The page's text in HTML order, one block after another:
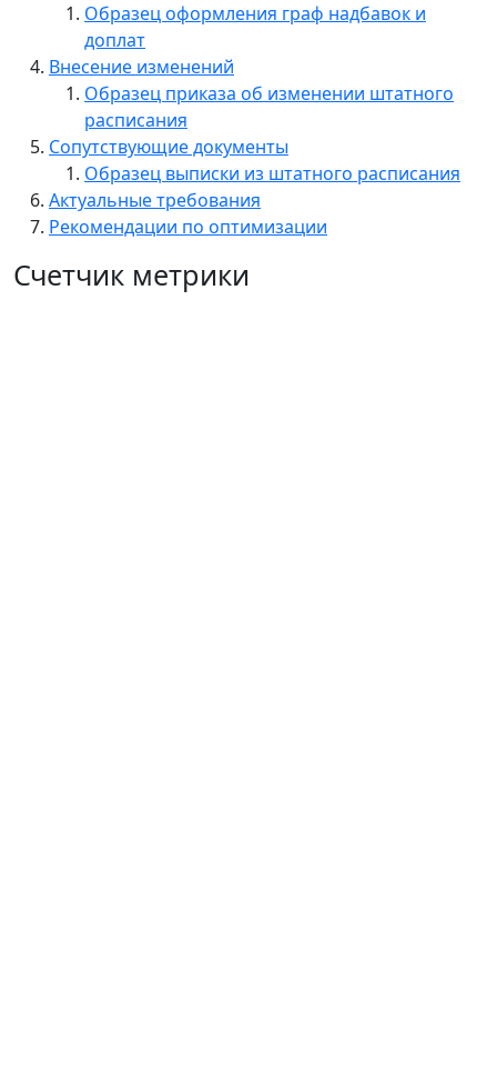
Образец оформления граф надбавок и
доплат
Внесение изменений
Образец приказа об изменении штатного
расписания
Сопутствующие документы
Образец выписки из штатного расписания
Актуальные требования
Рекомендации по оптимизации
Счетчик метрики